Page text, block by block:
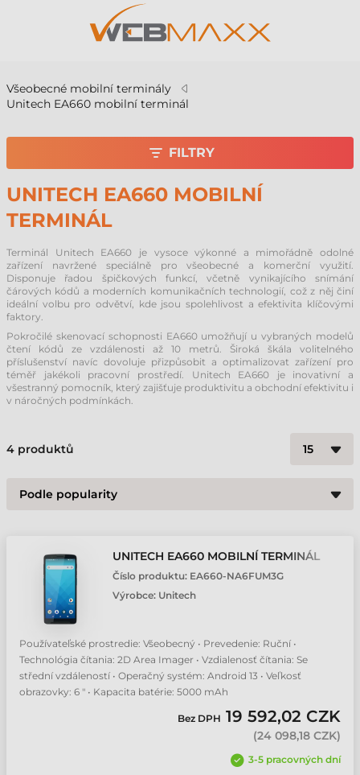
Všeobecné mobilní terminály
Unitech EA660 mobilní terminál
UNITECH EA660 MOBILNÍ
TERMINÁL
Terminál Unitech EA660 je vysoce výkonné a mimořádně odolné
zařízení navržené speciálně pro všeobecné a komerční využití.
Disponuje řadou špičkových funkcí, včetně vynikajícího snímání
čárových kódů a moderních komunikačních technologií, což z něj činí
ideální volbu pro odvětví, kde jsou spolehlivost a efektivita klíčovými
faktory.
Pokročilé skenovací schopnosti EA660 umožňují u vybraných modelů
čtení kódů ze vzdálenosti až 10 metrů. Široká škála volitelného
příslušenství navíc dovoluje přizpůsobit a optimalizovat zařízení pro
téměř jakékoli pracovní prostředí. Unitech EA660 je inovativní a
všestranný pomocník, který zajišťuje produktivitu a obchodní efektivitu i
v náročných podmínkách.
4 produktů
UNITECH EA660 MOBILNÍ TERMINÁL
Číslo produktu: EA660-NA6FUM3G
Výrobce: Unitech
Používateľské prostredie: Všeobecný • Prevedenie: Ruční •
Technológia čítania: 2D Area Imager • Vzdialenosť čítania: Se
střední vzdáleností • Operačný systém: Android 13 • Veľkosť
obrazovky: 6 " • Kapacita batérie: 5000 mAh
Bez DPH 19 592,02 CZK
(24 098,18 CZK)
3-5 pracovných dní
FILTRY